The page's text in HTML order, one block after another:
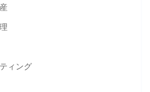
ィング